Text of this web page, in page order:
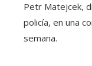
Petr Matejcek,
policía, en una
semana.